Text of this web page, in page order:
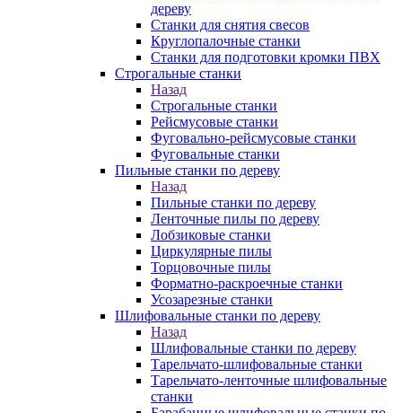
дереву
Станки для снятия свесов
Круглопалочные станки
Станки для подготовки кромки ПВХ
Строгальные станки
Назад
Строгальные станки
Рейсмусовые станки
Фуговально-рейсмусовые станки
Фуговальные станки
Пильные станки по дереву
Назад
Пильные станки по дереву
Ленточные пилы по дереву
Лобзиковые станки
Циркулярные пилы
Торцовочные пилы
Форматно-раскроечные станки
Усозарезные станки
Шлифовальные станки по дереву
Назад
Шлифовальные станки по дереву
Тарельчато-шлифовальные станки
Тарельчато-ленточные шлифовальные
станки